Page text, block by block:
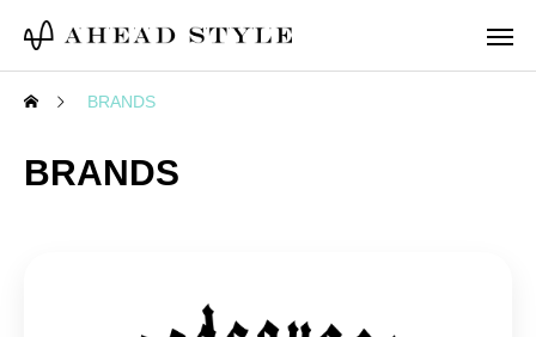
BRANDS
BRANDS